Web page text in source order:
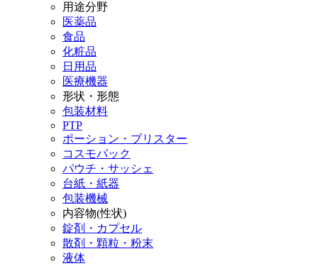
用途分野
医薬品
食品
化粧品
日用品
医療機器
形状・形態
包装材料
PTP
ポーション・ブリスター
コスモパック
パウチ・サッシェ
台紙・紙器
包装機械
内容物(性状)
錠剤・カプセル
散剤・顆粒・粉末
液体